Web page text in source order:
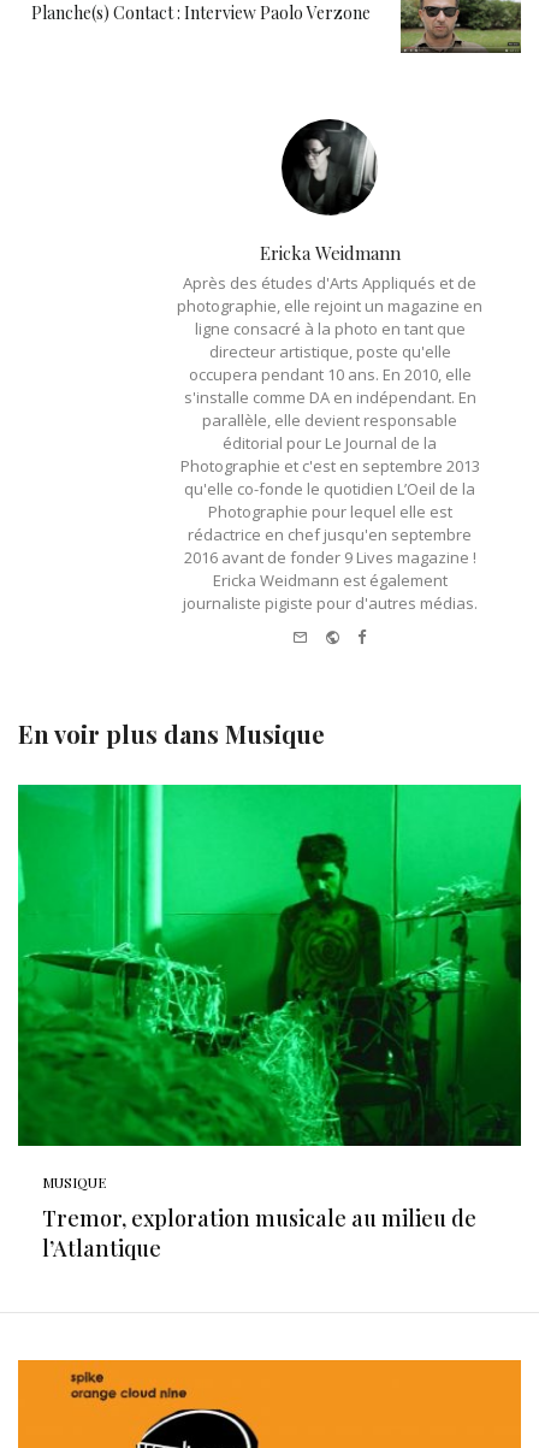
Planche(s) Contact : Interview Paolo Verzone
Ericka Weidmann
Après des études d'Arts Appliqués et de
photographie, elle rejoint un magazine en
ligne consacré à la photo en tant que
directeur artistique, poste qu'elle
occupera pendant 10 ans. En 2010, elle
s'installe comme DA en indépendant. En
parallèle, elle devient responsable
éditorial pour Le Journal de la
Photographie et c'est en septembre 2013
qu'elle co-fonde le quotidien L’Oeil de la
Photographie pour lequel elle est
rédactrice en chef jusqu'en septembre
2016 avant de fonder 9 Lives magazine !
Ericka Weidmann est également
journaliste pigiste pour d'autres médias.
Website
Facebook
En voir plus dans Musique
MUSIQUE
Tremor, exploration musicale au milieu de
l’Atlantique